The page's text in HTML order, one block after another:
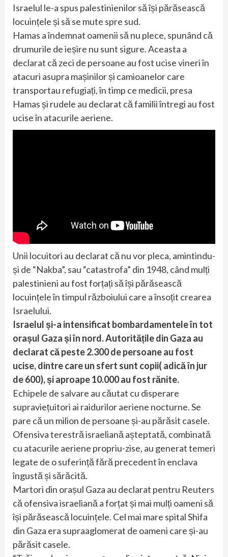
Israelul le-a spus palestinienilor să își părăsească
locuințele și să se mute spre sud.
Hamas a îndemnat oamenii să nu plece, spunând că
drumurile de ieșire nu sunt sigure. Aceasta a
declarat că zeci de persoane au fost ucise vineri în
atacuri asupra mașinilor și camioanelor care
transportau refugiați, în timp ce medicii, presa
Hamas și rudele au declarat că familii întregi au fost
ucise în atacurile aeriene.
Unii locuitori au declarat că nu vor pleca, amintindu-
și de “Nakba”, sau “catastrofa” din 1948, când mulți
palestinieni au fost forțați să își părăsească
locuințele în timpul războiului care a însoțit crearea
Israelului.
Israelul și-a intensificat bombardamentele în tot
orașul Gaza și în nord. Autoritățile din Gaza au
declarat că peste 2.300 de persoane au fost
ucise, dintre care un sfert sunt copii( adică în jur
de 600), și aproape 10.000 au fost rănite.
Echipele de salvare au căutat cu disperare
supraviețuitori ai raidurilor aeriene nocturne. Se
pare că un milion de persoane și-au părăsit casele.
Ofensiva terestră israeliană așteptată, combinată
cu atacurile aeriene propriu-zise, au generat temeri
legate de o suferință fără precedent în enclava
îngustă și sărăcită.
Martori din orașul Gaza au declarat pentru Reuters
că ofensiva israeliană a forțat și mai mulți oameni să
își părăsească locuințele. Cel mai mare spital Shifa
din Gaza era supraaglomerat de oameni care și-au
părăsit casele.